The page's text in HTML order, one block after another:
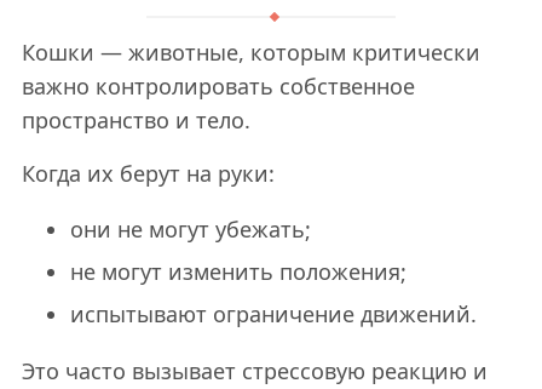
Кошки — животные, которым критически
важно контролировать собственное
пространство и тело.
Когда их берут на руки:
они не могут убежать;
не могут изменить положения;
испытывают ограничение движений.
Это часто вызывает стрессовую реакцию и